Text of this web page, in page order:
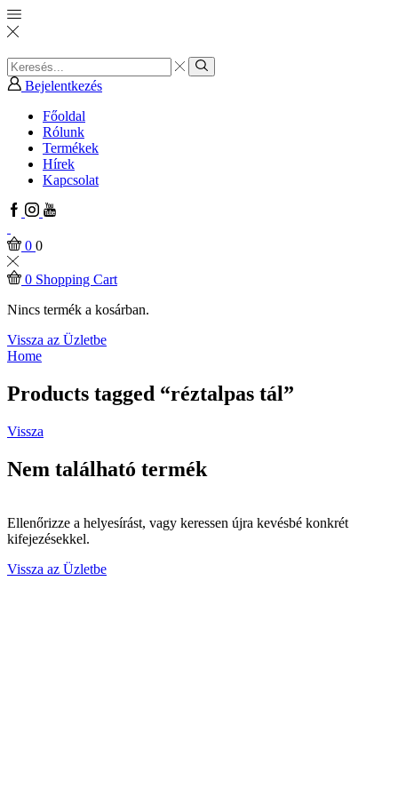
Search
input
Search
Bejelentkezés
Főoldal
Rólunk
Termékek
Hírek
Kapcsolat
Facebook
Instagram
Youtube
0 0
0 Shopping Cart
Nincs termék a kosárban.
Vissza az Üzletbe
Home
Products tagged “réztalpas tál”
Vissza
Nem található termék
Ellenőrizze a helyesírást, vagy keressen újra kevésbé konkrét
kifejezésekkel.
Vissza az Üzletbe